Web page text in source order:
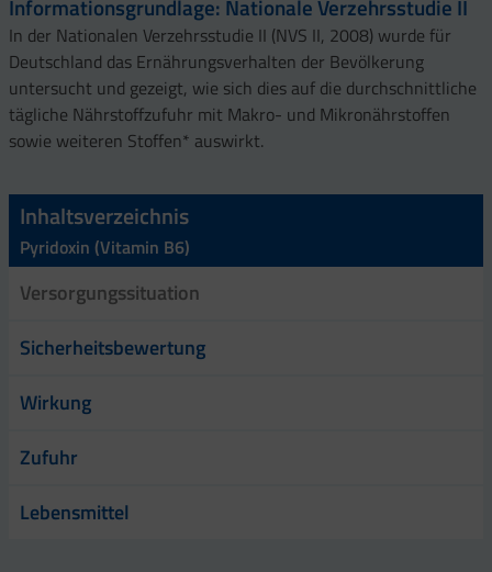
Informationsgrundlage: Nationale Verzehrsstudie II
In der Nationalen Verzehrsstudie II (NVS II, 2008) wurde für
Deutschland das Ernährungsverhalten der Bevölkerung
untersucht und gezeigt, wie sich dies auf die durchschnittliche
tägliche Nährstoffzufuhr mit Makro- und Mikronährstoffen
sowie weiteren Stoffen* auswirkt.
Inhaltsverzeichnis
Pyridoxin (Vitamin B6)
Versorgungssituation
Sicherheitsbewertung
Wirkung
Zufuhr
Lebensmittel